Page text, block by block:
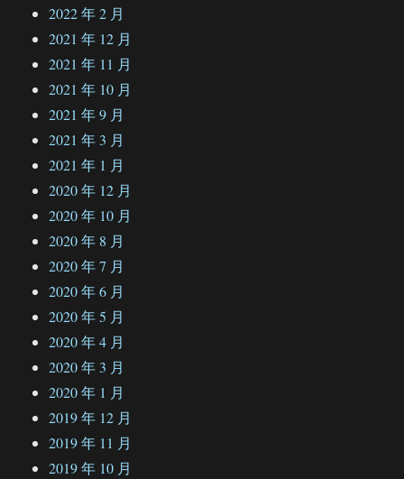
2022 年 2 月
2021 年 12 月
2021 年 11 月
2021 年 10 月
2021 年 9 月
2021 年 3 月
2021 年 1 月
2020 年 12 月
2020 年 10 月
2020 年 8 月
2020 年 7 月
2020 年 6 月
2020 年 5 月
2020 年 4 月
2020 年 3 月
2020 年 1 月
2019 年 12 月
2019 年 11 月
2019 年 10 月